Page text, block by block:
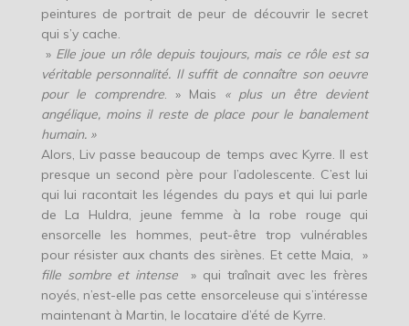
peintures de portrait de peur de découvrir le secret
qui s’y cache.
» Elle joue un rôle depuis toujours, mais ce rôle est sa
véritable personnalité. Il suffit de connaître son oeuvre
pour le comprendre. » Mais « plus un être devient
angélique, moins il reste de place pour le banalement
humain. »
Alors, Liv passe beaucoup de temps avec Kyrre. Il est
presque un second père pour l’adolescente. C’est lui
qui lui racontait les légendes du pays et qui lui parle
de La Huldra, jeune femme à la robe rouge qui
ensorcelle les hommes, peut-être trop vulnérables
pour résister aux chants des sirènes. Et cette Maia, »
fille sombre et intense » qui traînait avec les frères
noyés, n’est-elle pas cette ensorceleuse qui s’intéresse
maintenant à Martin, le locataire d’été de Kyrre.